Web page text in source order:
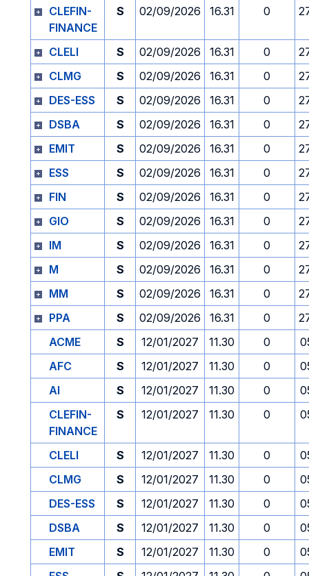
CLEFIN-
FINANCE
S 02/09/2026 16.31 0
CLELI S 02/09/2026 16.31 0
CLMG
S 02/09/2026 16.31 0
DES-ESS
S 02/09/2026 16.31 0
DSBA
S 02/09/2026 16.31 0
EMIT
S 02/09/2026 16.31 0
ESS
S 02/09/2026 16.31 0
FIN
S 02/09/2026 16.31 0
GIO
S 02/09/2026 16.31 0
IM
S 02/09/2026 16.31 0
M
S 02/09/2026 16.31 0
MM
S 02/09/2026 16.31 0
PPA
S 02/09/2026 16.31 0
ACME
S 12/01/2027 11.30 0
AFC
S 12/01/2027 11.30 0
AI
S 12/01/2027 11.30 0
CLEFIN-
FINANCE
S 12/01/2027 11.30 0
CLELI S 12/01/2027 11.30 0
CLMG
S 12/01/2027 11.30 0
DES-ESS
S 12/01/2027 11.30 0
DSBA
S 12/01/2027 11.30 0
EMIT
S 12/01/2027 11.30 0